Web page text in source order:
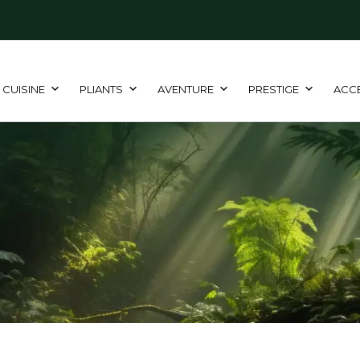
CUISINE PLIANTS AVENTURE PRESTIGE